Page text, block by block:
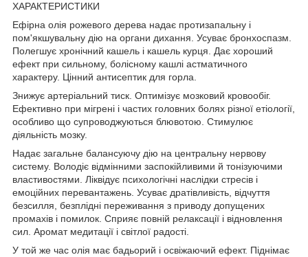
ХАРАКТЕРИСТИКИ
Ефірна олія рожевого дерева надає протизапальну і
пом'якшувальну дію на органи дихання. Усуває бронхоспазм.
Полегшує хронічний кашель і кашель курця. Дає хороший
ефект при сильному, болісному кашлі астматичного
характеру. Цінний антисептик для горла.
Знижує артеріальний тиск. Оптимізує мозковий кровообіг.
Ефективно при мігрені і частих головних болях різної етіології,
особливо що супроводжуються блювотою. Стимулює
діяльність мозку.
Надає загальне балансуючу дію на центральну нервову
систему. Володіє відмінними заспокійливими й тонізуючими
властивостями. Ліквідує психологічні наслідки стресів і
емоційних перевантажень. Усуває дратівливість, відчуття
безсилля, безплідні переживання з приводу допущених
промахів і помилок. Сприяє повній релаксації і відновлення
сил. Аромат медитації і світлої радості.
У той же час олія має бадьорий і освіжаючий ефект. Піднімає